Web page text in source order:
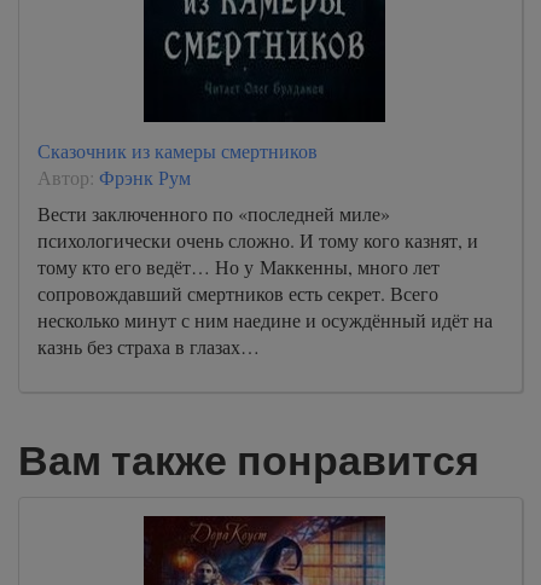
Сказочник из камеры смертников
Автор: Фрэнк Рум
Вести заключенного по «последней миле»
психологически очень сложно. И тому кого казнят, и
тому кто его ведёт… Но у Маккенны, много лет
сопровождавший смертников есть секрет. Всего
несколько минут с ним наедине и осуждённый идёт на
казнь без страха в глазах…
Вам также понравится